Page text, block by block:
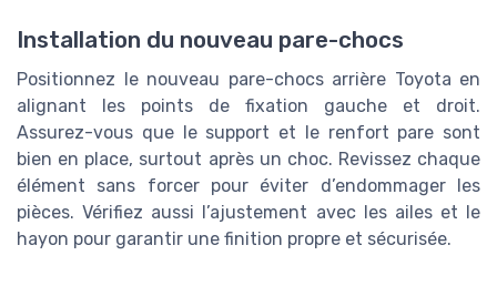
Installation du nouveau pare-chocs
Positionnez le nouveau pare-chocs arrière Toyota en
alignant les points de fixation gauche et droit.
Assurez-vous que le support et le renfort pare sont
bien en place, surtout après un choc. Revissez chaque
élément sans forcer pour éviter d’endommager les
pièces. Vérifiez aussi l’ajustement avec les ailes et le
hayon pour garantir une finition propre et sécurisée.